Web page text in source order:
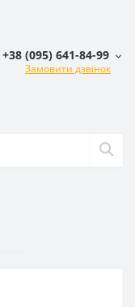
+38 (095) 641-84-99
Замовити дзвінок